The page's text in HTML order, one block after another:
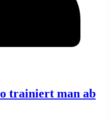
trainiert man ab